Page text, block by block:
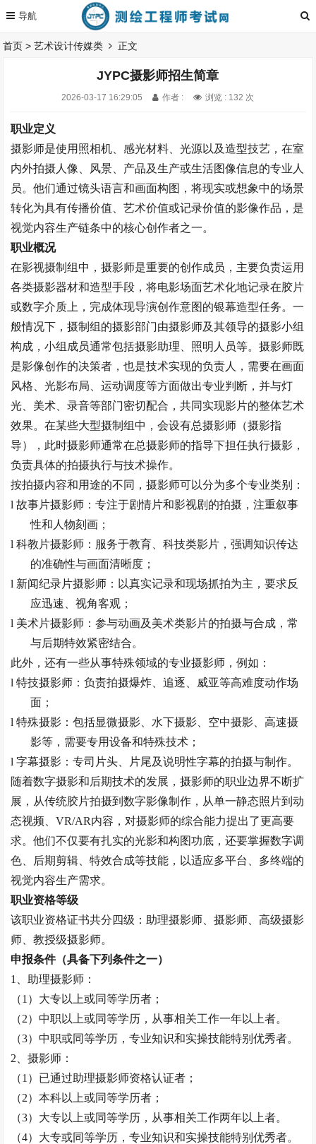
首页 >艺术设计传媒类 正文
JYPC摄影师招生简章
2026-03-17 16:29:05 作者 : 浏览 : 132 次
职业定义
摄影师是使用照相机、感光材料、光源以及造型技艺，在室
内外拍摄人像、风景、产品及生产或生活图像信息的专业人
员。他们通过镜头语言和画面构图，将现实或想象中的场景
转化为具有传播价值、艺术价值或记录价值的影像作品，是
视觉内容生产链条中的核心创作者之一。
职业概况
在影视摄制组中，摄影师是重要的创作成员，主要负责运用
各类摄影器材和造型手段，将电影场面艺术化地记录在胶片
或数字介质上，完成体现导演创作意图的银幕造型任务。一
般情况下，摄制组的摄影部门由摄影师及其领导的摄影小组
构成，小组成员通常包括摄影助理、照明人员等。摄影师既
是影像创作的决策者，也是技术实现的负责人，需要在画面
风格、光影布局、运动调度等方面做出专业判断，并与灯
光、美术、录音等部门密切配合，共同实现影片的整体艺术
效果。在某些大型摄制组中，会设有总摄影师（摄影指
导），此时摄影师通常在总摄影师的指导下担任执行摄影，
负责具体的拍摄执行与技术操作。
按拍摄内容和用途的不同，摄影师可以分为多个专业类别：
l 故事片摄影师：专注于剧情片和影视剧的拍摄，注重叙事
性和人物刻画；
l 科教片摄影师：服务于教育、科技类影片，强调知识传达
的准确性与画面清晰度；
l 新闻纪录片摄影师：以真实记录和现场抓拍为主，要求反
应迅速、视角客观；
l 美术片摄影师：参与动画及美术类影片的拍摄与合成，常
与后期特效紧密结合。
此外，还有一些从事特殊领域的专业摄影师，例如：
l 特技摄影师：负责拍摄爆炸、追逐、威亚等高难度动作场
面；
l 特殊摄影：包括显微摄影、水下摄影、空中摄影、高速摄
影等，需要专用设备和特殊技术；
l 字幕摄影：专司片头、片尾及说明性字幕的拍摄与制作。
随着数字摄影和后期技术的发展，摄影师的职业边界不断扩
展，从传统胶片拍摄到数字影像制作，从单一静态照片到动
态视频、VR/AR内容，对摄影师的综合能力提出了更高要
求。他们不仅要有扎实的光影和构图功底，还要掌握数字调
色、后期剪辑、特效合成等技能，以适应多平台、多终端的
视觉内容生产需求。
职业资格等级
该职业资格证书共分四级：助理摄影师、摄影师、高级摄影
师、教授级摄影师。
申报条件（具备下列条件之一）
1、助理摄影师：
（1）大专以上或同等学历者；
（2）中职以上或同等学历，从事相关工作一年以上者。
（3）中职或同等学历，专业知识和实操技能特别优秀者。
2、摄影师：
（1）已通过助理摄影师资格认证者；
（2）本科以上或同等学历者；
（3）大专以上或同等学历，从事相关工作两年以上者。
（4）大专或同等学历，专业知识和实操技能特别优秀者。